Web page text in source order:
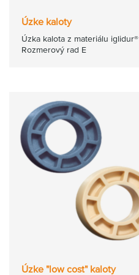
Úzke kaloty
Úzka kalota z materiálu iglidur®
Rozmerový rad E
Úzke "low cost" kaloty